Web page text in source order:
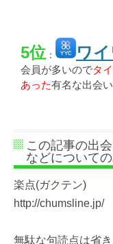
5位： ワ
会員が多いのでタ
あった有名な出会
この記事の出
などについて
楽点(ガクテン)
http://chumsline.jp/
無駄な句読点は省き